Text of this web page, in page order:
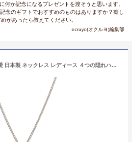
何か記念になるプレゼントを渡そうと思います。
念のギフトでおすすめのものはありますか？癒し
があったら教えてください。
ocruyo(オクルヨ)編集部
[Royal Cara] 永遠の愛 日本製 ネックレス レディース ４つの隠れハート 1.8ｃt プラチナ シルバー925 結婚式 結婚記念日 誕生日 妻 彼女 母の日 人気 プレゼント 商品名 エンドレスラブ